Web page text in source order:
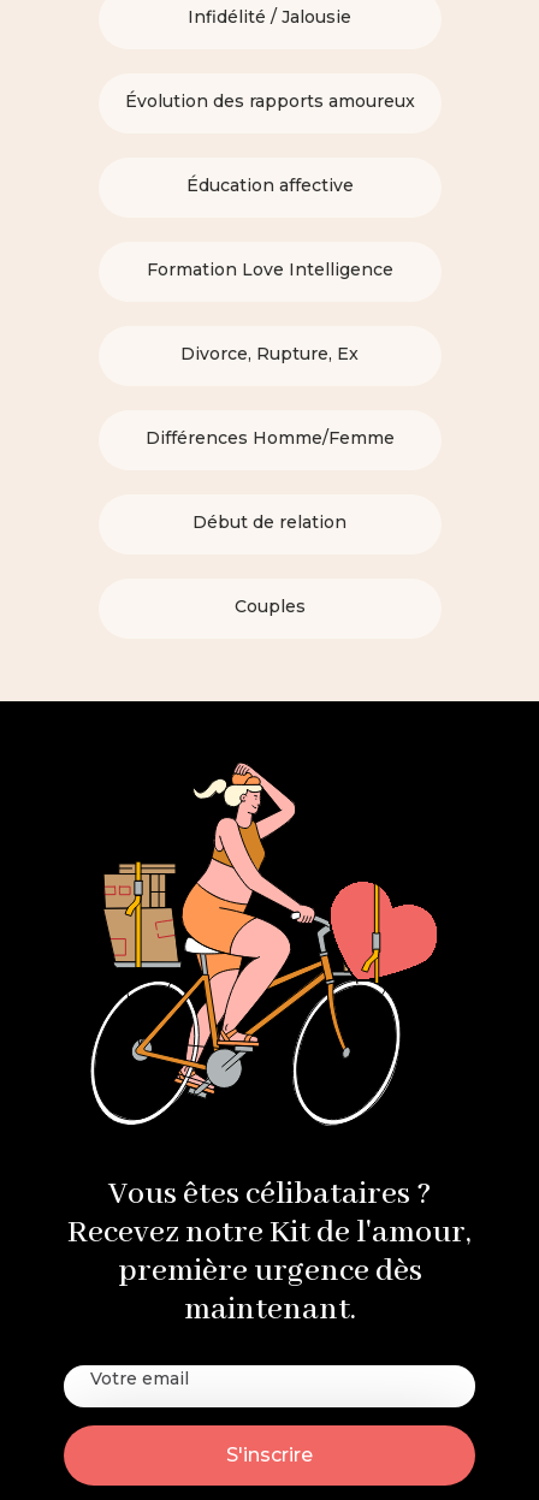
Infidélité / Jalousie
Évolution des rapports amoureux
Éducation affective
Formation Love Intelligence
Divorce, Rupture, Ex
Différences Homme/Femme
Début de relation
Couples
Vous êtes célibataires ?
Recevez notre Kit de l'amour,
première urgence dès
maintenant.